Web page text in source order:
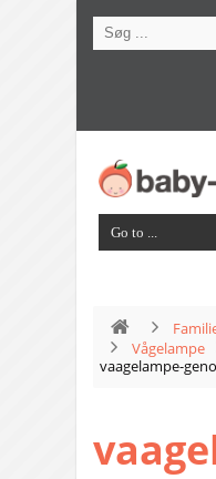
Vågelampe
vaagelampe-